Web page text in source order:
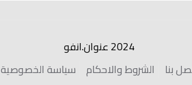
2024 عنوان.انفو
بنا
الشروط والاحكام سياسة الخصوصية